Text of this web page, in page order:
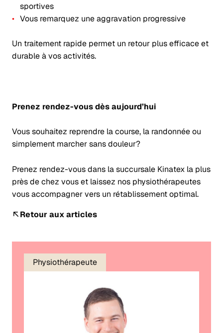
sportives
Vous remarquez une aggravation progressive
Un traitement rapide permet un retour plus efficace et
durable à vos activités.
Prenez rendez-vous dès aujourd’hui
Vous souhaitez reprendre la course, la randonnée ou
simplement marcher sans douleur?
Prenez rendez-vous dans la succursale Kinatex la plus
près de chez vous et laissez nos physiothérapeutes
vous accompagner vers un rétablissement optimal.
Retour aux articles
Physiothérapeute